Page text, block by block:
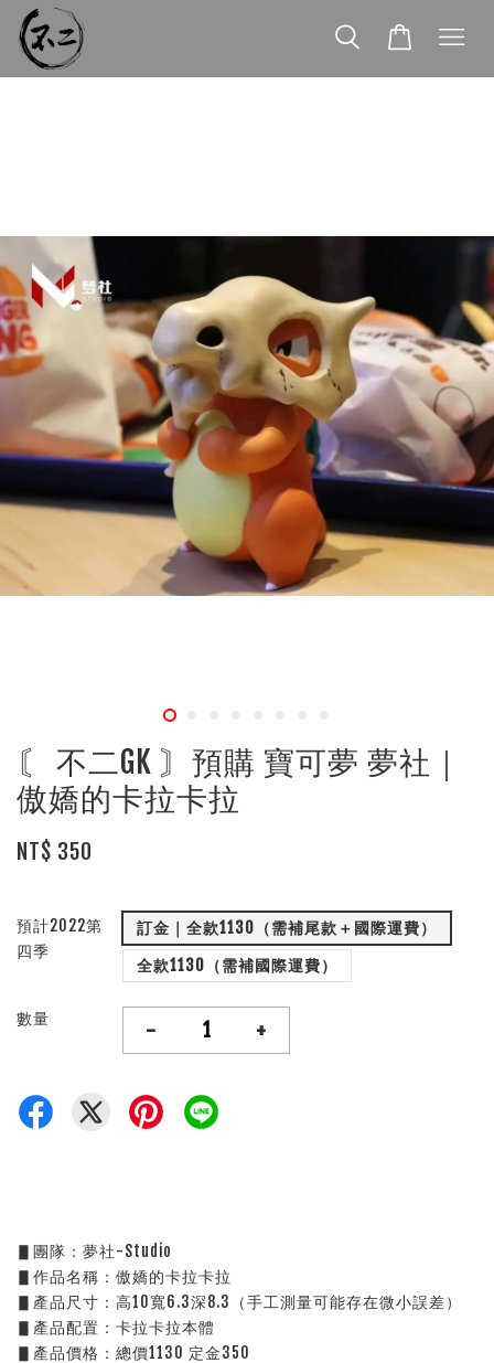
〘 不二GK 〙預購 寶可夢 夢社｜
傲嬌的卡拉卡拉
NT$ 350
預計2022第
四季
訂金｜全款1130（需補尾款＋國際運費）
全款1130（需補國際運費）
數量 - +
▋團隊：夢社-Studio
▋作品名稱：傲嬌的卡拉卡拉
▋產品尺寸：高10寬6.3深8.3（手工測量可能存在微小誤差）
▋產品配置：卡拉卡拉本體
▋產品價格：總價1130 定金350